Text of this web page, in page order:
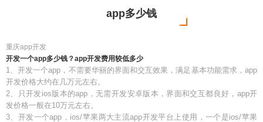
app多少钱
重庆app开发
开发一个app多少钱？app开发费用较低多少
1、开发一个app，不需要华丽的界面和交互效果，满足基本功能需求，app
开发价格大约在几万元左右。
2、只开发ios版本的app，无需开发安卓版本，界面和交互都良好，app开
发价格一般在10万元左右。
3、开发一个app，ios/苹果两大主流app开发平台上使用，一个是ios/苹果